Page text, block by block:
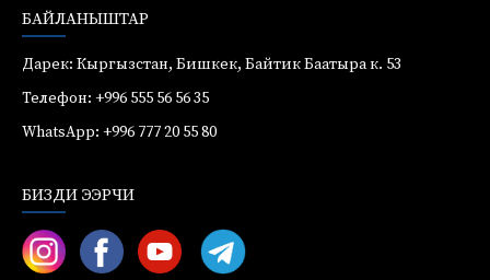
БАЙЛАНЫШТАР
Дарек: Кыргызстан, Бишкек, Байтик Баатыра к. 53
Телефон: +996 555 56 56 35
WhatsApp: +996 777 20 55 80
БИЗДИ ЭЭРЧИ